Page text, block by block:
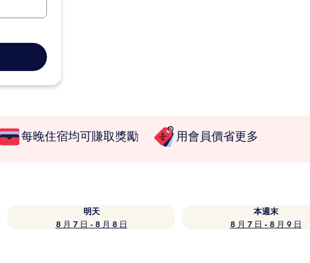
每晚住宿均可賺取獎勵 用會員價省更多
明天
8 月 7 日 - 8 月 8 日
本週末
8 月 7 日 - 8 月 9 日